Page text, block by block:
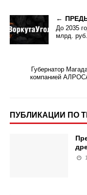
До 2035
млрд.
Губернатор
компанией
ПУБЛИКАЦИИ ПО